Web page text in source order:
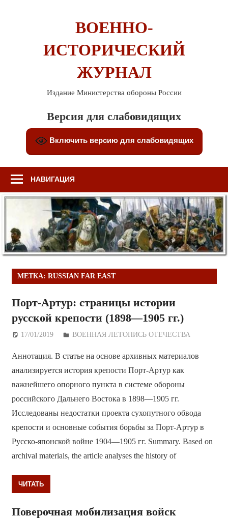
ВОЕННО-
ИСТОРИЧЕСКИЙ
ЖУРНАЛ
Издание Министерства обороны России
Версия для слабовидящих
Включить версию для слабовидящих
НАВИГАЦИЯ
МЕТКА: RUSSIAN FAR EAST
Порт-Артур: страницы истории
русской крепости (1898—1905 гг.)
17/01/2019 Дежурный по Редакции
ВОЕННАЯ ЛЕТОПИСЬ ОТЕЧЕСТВА
Аннотация. В статье на основе архивных материалов
анализируется история крепости Порт-Артур как
важнейшего опорного пункта в системе обороны
российского Дальнего Востока в 1898—1905 гг.
Исследованы недостатки проекта сухопутного обвода
крепости и основные события борьбы за Порт-Артур в
Русско-японской войне 1904—1905 гг. Summary. Based on
archival materials, the article analyses the history of
ЧИТАТЬ
Поверочная мобилизация войск